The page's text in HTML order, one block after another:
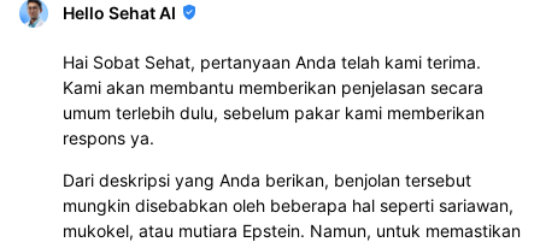
Hello Sehat AI
Hai Sobat Sehat, pertanyaan Anda telah kami terima.
Kami akan membantu memberikan penjelasan secara
umum terlebih dulu, sebelum pakar kami memberikan
respons ya.
Dari deskripsi yang Anda berikan, benjolan tersebut
mungkin disebabkan oleh beberapa hal seperti sariawan,
mukokel, atau mutiara Epstein. Namun, untuk memastikan